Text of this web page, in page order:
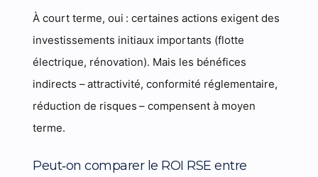
À court terme, oui : certaines actions exigent des
investissements initiaux importants (flotte
électrique, rénovation). Mais les bénéfices
indirects – attractivité, conformité réglementaire,
réduction de risques – compensent à moyen
terme.
Peut‑on comparer le ROI RSE entre